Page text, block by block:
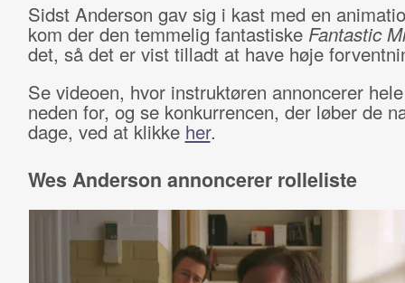
Sidst Anderson gav sig i kast med en
kom der den temmelig fantastiske Fantastic
det, så det er vist tilladt at have høje
Se videoen, hvor instruktøren annoncerer
neden for, og se konkurrencen, der løber de
dage, ved at klikke her.
Wes Anderson annoncerer rolleliste